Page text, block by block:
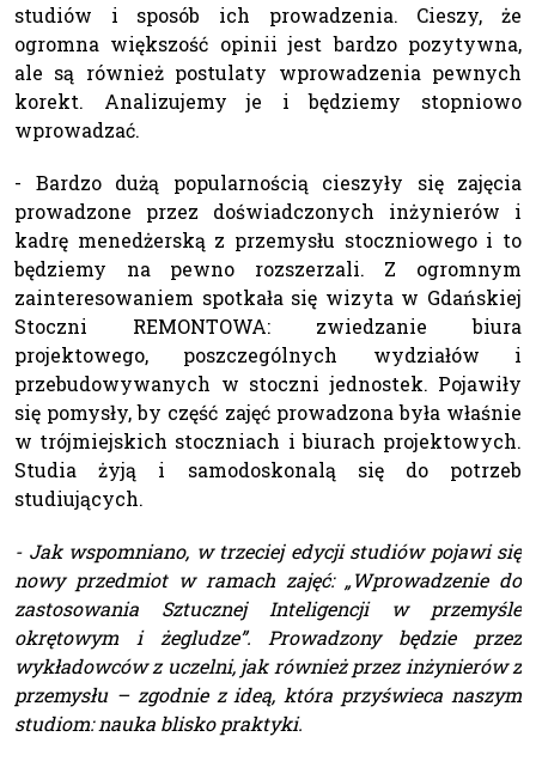
studiów i sposób ich prowadzenia. Cieszy, że
ogromna większość opinii jest bardzo pozytywna,
ale są również postulaty wprowadzenia pewnych
korekt. Analizujemy je i będziemy stopniowo
wprowadzać.
- Bardzo dużą popularnością cieszyły się zajęcia
prowadzone przez doświadczonych inżynierów i
kadrę menedżerską z przemysłu stoczniowego i to
będziemy na pewno rozszerzali. Z ogromnym
zainteresowaniem spotkała się wizyta w Gdańskiej
Stoczni REMONTOWA: zwiedzanie biura
projektowego, poszczególnych wydziałów i
przebudowywanych w stoczni jednostek. Pojawiły
się pomysły, by część zajęć prowadzona była właśnie
w trójmiejskich stoczniach i biurach projektowych.
Studia żyją i samodoskonalą się do potrzeb
studiujących.
- Jak wspomniano, w trzeciej edycji studiów pojawi się
nowy przedmiot w ramach zajęć: „Wprowadzenie do
zastosowania Sztucznej Inteligencji w przemyśle
okrętowym i żegludze”. Prowadzony będzie przez
wykładowców z uczelni, jak również przez inżynierów z
przemysłu – zgodnie z ideą, która przyświeca naszym
studiom: nauka blisko praktyki.